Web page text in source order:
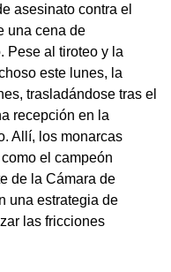
asesinato contra el
una cena de
Pese al tiroteo y la
este lunes, la
trasladándose tras el
recepción en la
Allí, los monarcas
el campeón
de la Cámara de
una estrategia de
las fricciones